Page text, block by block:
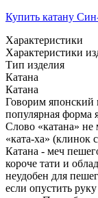
Купить катану
Характеристики
Характеристики
Тип изделия
Катана
Катана
Говорим японский
популярная форма
Слово «катана» не
«ката-ха»
Катана - меч
короче тати и
неудобен для
если опустить